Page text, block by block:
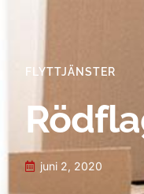
FLYTTJÄNSTER
juni 2, 2020